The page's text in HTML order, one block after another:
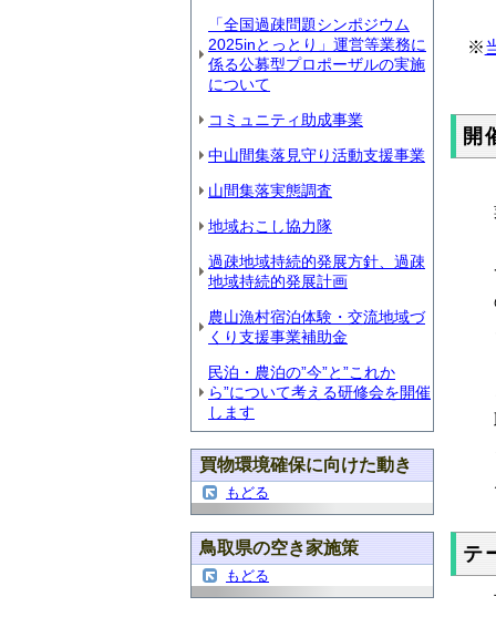
「全国過疎問題シンポジウム
2025inとっとり」運営等業務に
係る公募型プロポーザルの実施
について
コミュニティ助成事業
中山間集落見守り活動支援事業
山間集落実態調査
地域おこし協力隊
過疎地域持続的発展方針、過疎
地域持続的発展計画
農山漁村宿泊体験・交流地域づ
くり支援事業補助金
民泊・農泊の”今”と”これか
ら”について考える研修会を開催
します
買物環境確保に向けた動き
もどる
鳥取県の空き家施策
もどる
※
開
テ